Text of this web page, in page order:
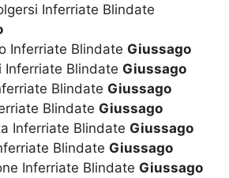
Inferriate Blindate
Inferriate Blindate Giussago
Inferriate Blindate Giussago
Blindate Giussago
Blindate Giussago
Inferriate Blindate Giussago
Blindate Giussago
Inferriate Blindate Giussago